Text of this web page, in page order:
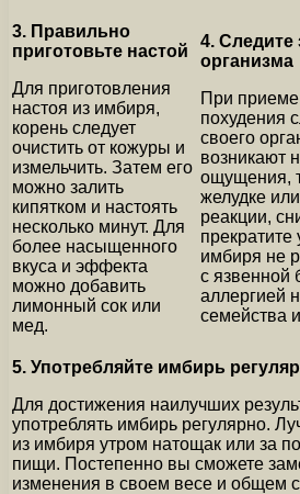
3. Правильно
приготовьте настой
Для приготовления
настоя из имбиря,
корень следует
очистить от кожуры и
измельчить. Затем его
можно залить
кипятком и настоять
несколько минут. Для
более насыщенного
вкуса и эффекта
можно добавить
лимонный сок или
мед.
4. Следите
организма
При
похудения
своего
возникают
ощущения,
желудке
реакции,
имбиря не
с язвенной
аллергией
семейства
5. Употребляйте имбирь
Для достижения наилучших
употреблять имбирь регулярно.
из имбиря утром натощак или за
пищи. Постепенно вы сможете
изменения в своем весе и общем